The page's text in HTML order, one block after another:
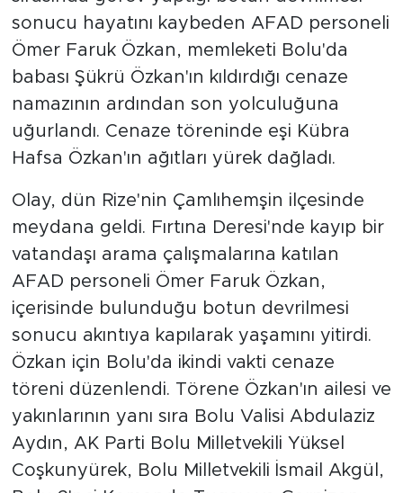
sonucu hayatını kaybeden AFAD personeli
Ömer Faruk Özkan, memleketi Bolu'da
babası Şükrü Özkan'ın kıldırdığı cenaze
namazının ardından son yolculuğuna
uğurlandı. Cenaze töreninde eşi Kübra
Hafsa Özkan'ın ağıtları yürek dağladı.
Olay, dün Rize'nin Çamlıhemşin ilçesinde
meydana geldi. Fırtına Deresi'nde kayıp bir
vatandaşı arama çalışmalarına katılan
AFAD personeli Ömer Faruk Özkan,
içerisinde bulunduğu botun devrilmesi
sonucu akıntıya kapılarak yaşamını yitirdi.
Özkan için Bolu'da ikindi vakti cenaze
töreni düzenlendi. Törene Özkan'ın ailesi ve
yakınlarının yanı sıra Bolu Valisi Abdulaziz
Aydın, AK Parti Bolu Milletvekili Yüksel
Coşkunyürek, Bolu Milletvekili İsmail Akgül,